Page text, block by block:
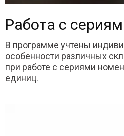
Работа с
В программе учтены
особенности различных
при работе с сериями
единиц.